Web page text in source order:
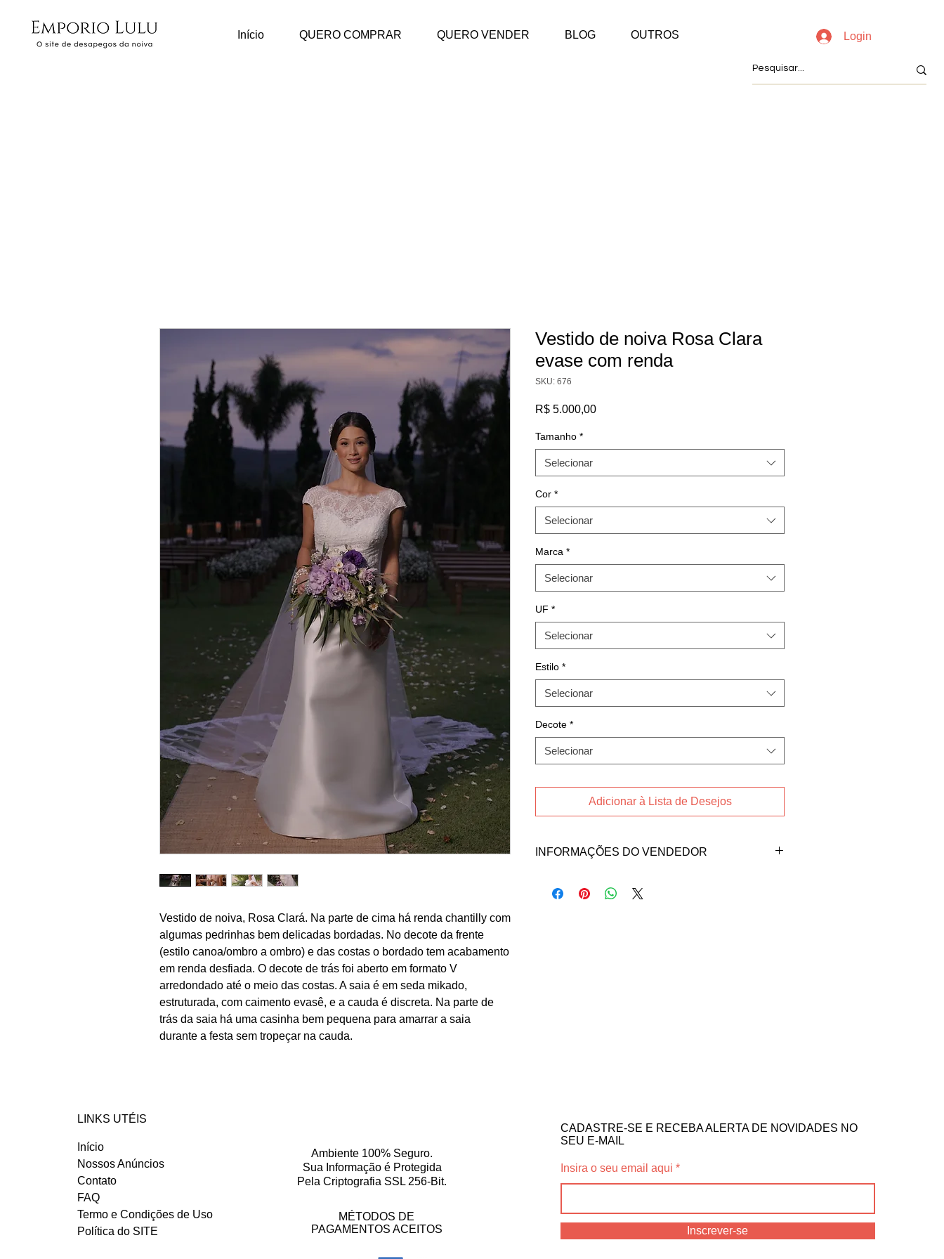
Início QUERO COMPRAR QUERO VENDER BLOG OUTROS Login
Vestido de noiva, Rosa Clará. Na parte de cima há renda chantilly com
algumas pedrinhas bem delicadas bordadas. No decote da frente
(estilo canoa/ombro a ombro) e das costas o bordado tem acabamento
em renda desfiada. O decote de trás foi aberto em formato V
arredondado até o meio das costas. A saia é em seda mikado,
estruturada, com caimento evasê, e a cauda é discreta. Na parte de
trás da saia há uma casinha bem pequena para amarrar a saia
durante a festa sem tropeçar na cauda.
Vestido de noiva Rosa Clara
evase com renda
SKU: 676
R$ 5.000,00Preço
Tamanho *
Selecionar
Cor *
Selecionar
Marca *
Selecionar
UF *
Selecionar
Estilo *
Selecionar
Decote *
Selecionar
Adicionar à Lista de Desejos
INFORMAÇÕES DO VENDEDOR
Juaçaba no contato abaixo:
LINKS UTÉIS
Início
Nossos Anúncios
Contato
FAQ
Termo e Condições de Uso
Política do SITE
Ambiente 100% Seguro.
Sua Informação é Protegida
Pela Criptografia SSL 256-Bit.
MÉTODOS DE
PAGAMENTOS ACEITOS
CADASTRE-SE E RECEBA ALERTA DE NOVIDADES NO
SEU E-MAIL
Insira o seu email aqui
Inscrever-se